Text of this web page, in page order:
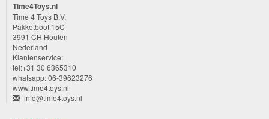
Time4Toys.nl
Time 4 Toys B.V.
Pakketboot 15C
3991 CH Houten
Nederland
Klantenservice:
tel:+31 30 6365310
whatsapp: 06-39623276
www.time4toys.nl
- info@time4toys.nl